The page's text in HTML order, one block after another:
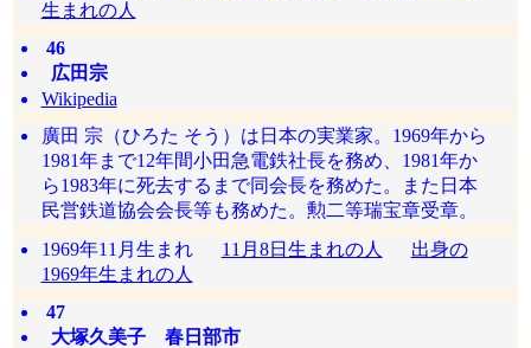
生まれの人
46
広田宗
Wikipedia
廣田 宗（ひろた そう）は日本の実業家。1969年から
1981年まで12年間小田急電鉄社長を務め、1981年か
ら1983年に死去するまで同会長を務めた。また日本
民営鉄道協会会長等も務めた。勲二等瑞宝章受章。
1969年11月生まれ 11月8日生まれの人
出身の
1969年生まれの人
47
大塚久美子 春日部市